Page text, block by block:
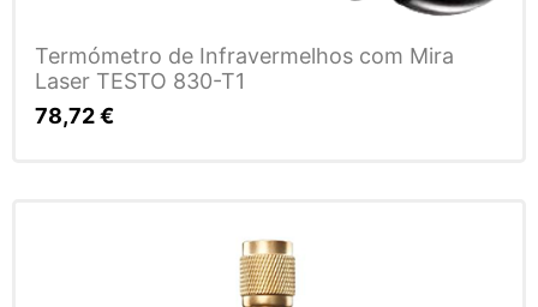
Termómetro de Infravermelhos com Mira
Laser TESTO 830-T1
78,72€